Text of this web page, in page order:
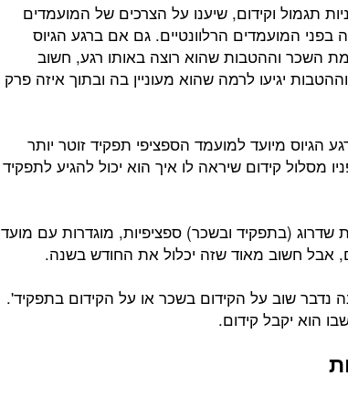
תגמול וקידום, שיענו על הצרכים של המועמדים
המועמדים הרלוונטיים. גם אם ברגע הגיוס
השכר וההטבות שהוא רוצה באותו רגע, חשוב
יגיעו לרמה שהוא מעוניין בה ובתוך איזה פרק
הגיוס מיועד למועמד הספציפי תפקיד זוטר יותר
מסלול קידום שיראה לו איך הוא יכול להגיע לתפקיד
שדרוג (בתפקיד ובשכר) ספציפיות, מוגדרות עם מועד
אבל חשוב מאוד שזה יכלול את החודש בשנה.
נדבר שוב על הקידום בשכר או על הקידום בתפקיד'.
הוא יקבל קידום.